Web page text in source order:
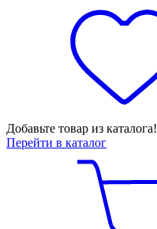
Добавьте товар из каталога!
Перейти в каталог